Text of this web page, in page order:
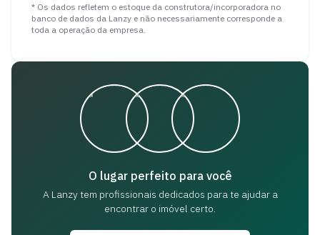
* Os dados refletem o estoque da construtora/incorporadora no
banco de dados da Lanzy e não necessariamente corresponde a
toda a operação da empresa.
O lugar perfeito para você
A Lanzy tem profissionais dedicados parate ajudar a
encontrar o imóvel certo.